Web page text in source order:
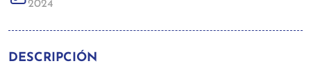
2024
DESCRIPCIÓN